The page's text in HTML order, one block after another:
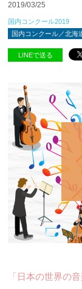
2019/03/25
国内コンクール2019
国内コンクール／北海
LINEで送る
「日本の世界の